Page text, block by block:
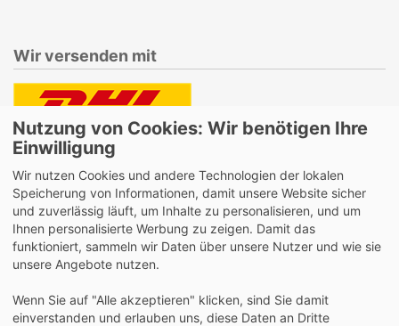
Wir versenden mit
Lieferung auch an Packstationen und Postfilialen
Samstagszustellung
Bequeme Zahlung über Paypal
2 Jahre Gewährleistung
Nutzung von Cookies: Wir benötigen Ihre
Einwilligung
Wir nutzen Cookies und andere Technologien der lokalen
Speicherung von Informationen, damit unsere Website sicher
und zuverlässig läuft, um Inhalte zu personalisieren, und um
Ihnen personalisierte Werbung zu zeigen. Damit das
funktioniert, sammeln wir Daten über unsere Nutzer und wie sie
unsere Angebote nutzen.
Wenn Sie auf "Alle akzeptieren" klicken, sind Sie damit
einverstanden und erlauben uns, diese Daten an Dritte